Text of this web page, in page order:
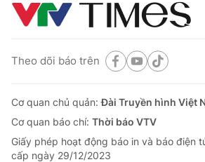
Theo dõi báo trên
Cơ quan chủ quản:Đài Truyền hình Việt
Cơ quan báo chí: Thời báo VTV
Giấy phép hoạt động báo in và báo điện
cấp ngày 29/12/2023